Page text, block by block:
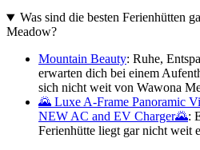
Was sind die besten Ferienhütten
Meadow?
Mountain Beauty: Ruhe,
erwarten dich bei einem
sich nicht weit von Wawona
🌄 Luxe A-Frame Panoramic
NEW AC and EV Charger🌄:
Ferienhütte liegt gar nicht weit